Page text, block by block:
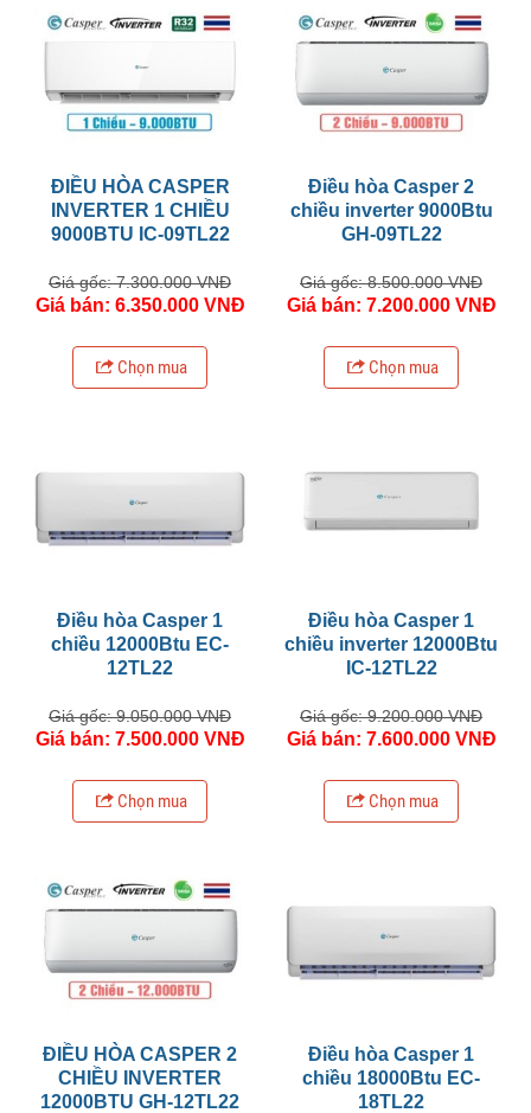
ĐIỀU HÒA CASPER
INVERTER 1 CHIỀU
9000BTU IC-09TL22
Giá gốc: 7.300.000 VNĐ
Giá bán: 6.350.000 VNĐ
Chọn mua
Điều hòa Casper 2
chiều inverter 9000Btu
GH-09TL22
Giá gốc: 8.500.000 VNĐ
Giá bán: 7.200.000 VNĐ
Chọn mua
Điều hòa Casper 1
chiều 12000Btu EC-
12TL22
Giá gốc: 9.050.000 VNĐ
Giá bán: 7.500.000 VNĐ
Chọn mua
Điều hòa Casper 1
chiều inverter 12000Btu
IC-12TL22
Giá gốc: 9.200.000 VNĐ
Giá bán: 7.600.000 VNĐ
Chọn mua
ĐIỀU HÒA CASPER 2
CHIỀU INVERTER
12000BTU GH-12TL22
Điều hòa Casper 1
chiều 18000Btu EC-
18TL22